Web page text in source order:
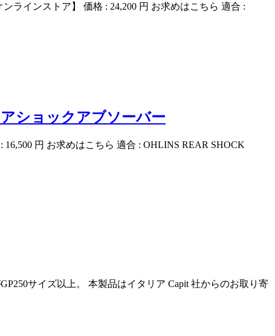
ラインストア】 価格 : 24,200 円 お求めはこちら 適合 :
ショックアブソーバー
円 お求めはこちら 適合 : OHLINS REAR SHOCK
サイズ以上。 本製品はイタリア Capit 社からのお取り寄